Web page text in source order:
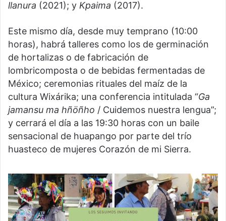
llanura (2021); y Kpaima (2017).
Este mismo día, desde muy temprano (10:00
horas), habrá talleres como los de germinación
de hortalizas o de fabricación de
lombricomposta o de bebidas fermentadas de
México; ceremonias rituales del maíz de la
cultura Wixárika; una conferencia intitulada “Ga
jamansu ma hñöñho / Cuidemos nuestra lengua”;
y cerrará el día a las 19:30 horas con un baile
sensacional de huapango por parte del trío
huasteco de mujeres Corazón de mi Sierra.